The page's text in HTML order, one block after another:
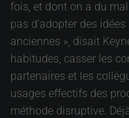
fois, et dont on a du mal
pas d’adopter des
anciennes », disait
habitudes, casser les
partenaires et les
usages effectifs des
méthode disruptive.